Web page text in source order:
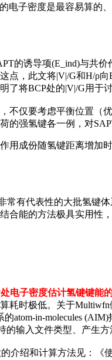
电子密度是最容易算的
的诱导项(E_ind)与共
点，此文将|V|/G和H/ρ
了将BCP处的|V|/G用于
不仅要考虑平衡位置（
的强氢键各一例，对
用成份随氢键距离增加
常有代表性的大批氢键
合能的方法极具实用性
电子密度估计氢键键能
耗时极低。关于
atom-in-molecules
的输入文件类型、产生
的介绍和计算方法见：